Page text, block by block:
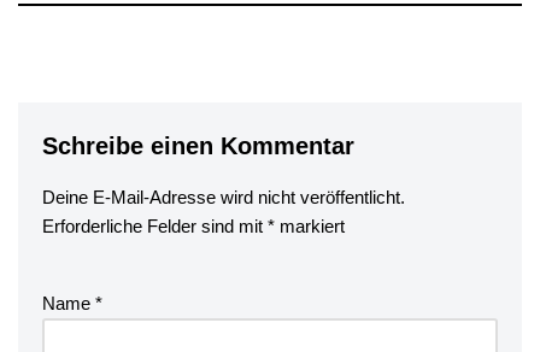
Schreibe einen Kommentar
Deine E-Mail-Adresse wird nicht veröffentlicht.
Erforderliche Felder sind mit * markiert
Name *